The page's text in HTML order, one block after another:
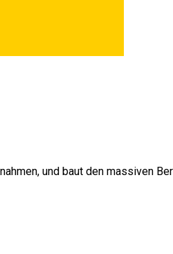
und baut den massiven